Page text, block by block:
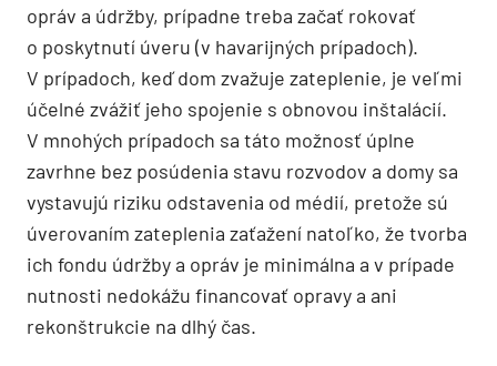
opráv a údržby, prípadne treba začať rokovať
o poskytnutí úveru (v havarijných prípadoch).
V prípadoch, keď dom zvažuje zateplenie, je veľmi
účelné zvážiť jeho spojenie s obnovou inštalácií.
V mnohých prípadoch sa táto možnosť úplne
zavrhne bez posúdenia stavu rozvodov a domy sa
vystavujú riziku odstavenia od médií, pretože sú
úverovaním zateplenia zaťažení natoľko, že tvorba
ich fondu údržby a opráv je minimálna a v prípade
nutnosti nedokážu financovať opravy a ani
rekonštrukcie na dlhý čas.